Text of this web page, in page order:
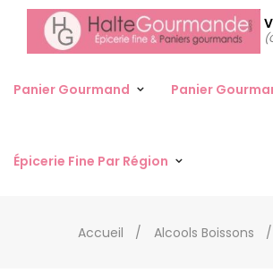
Panier Gourmand Panier
Épicerie Fine Par Région
Accueil Alcools Boissons